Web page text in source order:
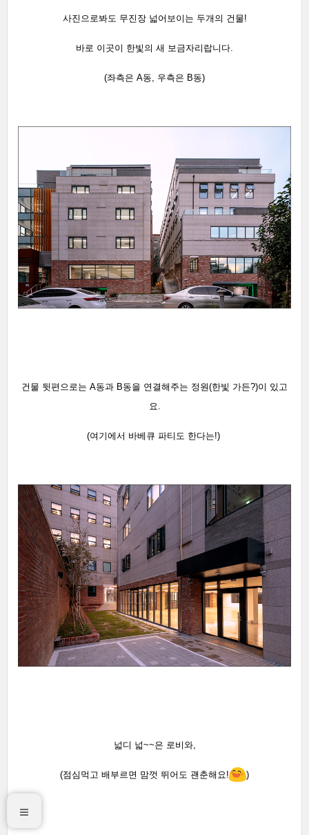
사진으로봐도 무진장 넓어보이는 두개의 건물!
바로 이곳이 한빛의 새 보금자리 랍니다.
(좌측은 A동, 우측은 B동)
건물 뒷편으로는 A동과 B동을 연결해주는 정원(한빛 가든?)이 있고
요.
(여기에서 바베큐 파티도 한다는!)
넓디 넓~~은 로비와,
(점심먹고 배부르면 맘껏 뛰어도 괜춘해요! )